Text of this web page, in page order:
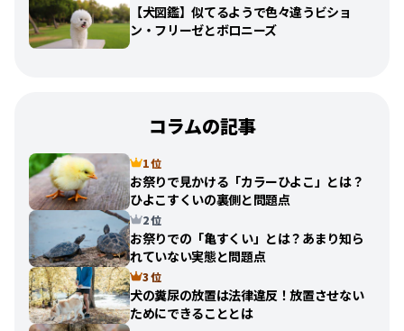
【犬図鑑】似てるようで色々違うビショ
ン・フリーゼとボロニーズ
コラムの記事
1 位
お祭りで見かける「カラーひよこ」とは？
ひよこすくいの裏側と問題点
2 位
お祭りでの「亀すくい」とは？あまり知ら
れていない実態と問題点
3 位
犬の糞尿の放置は法律違反！放置させない
ためにできることとは